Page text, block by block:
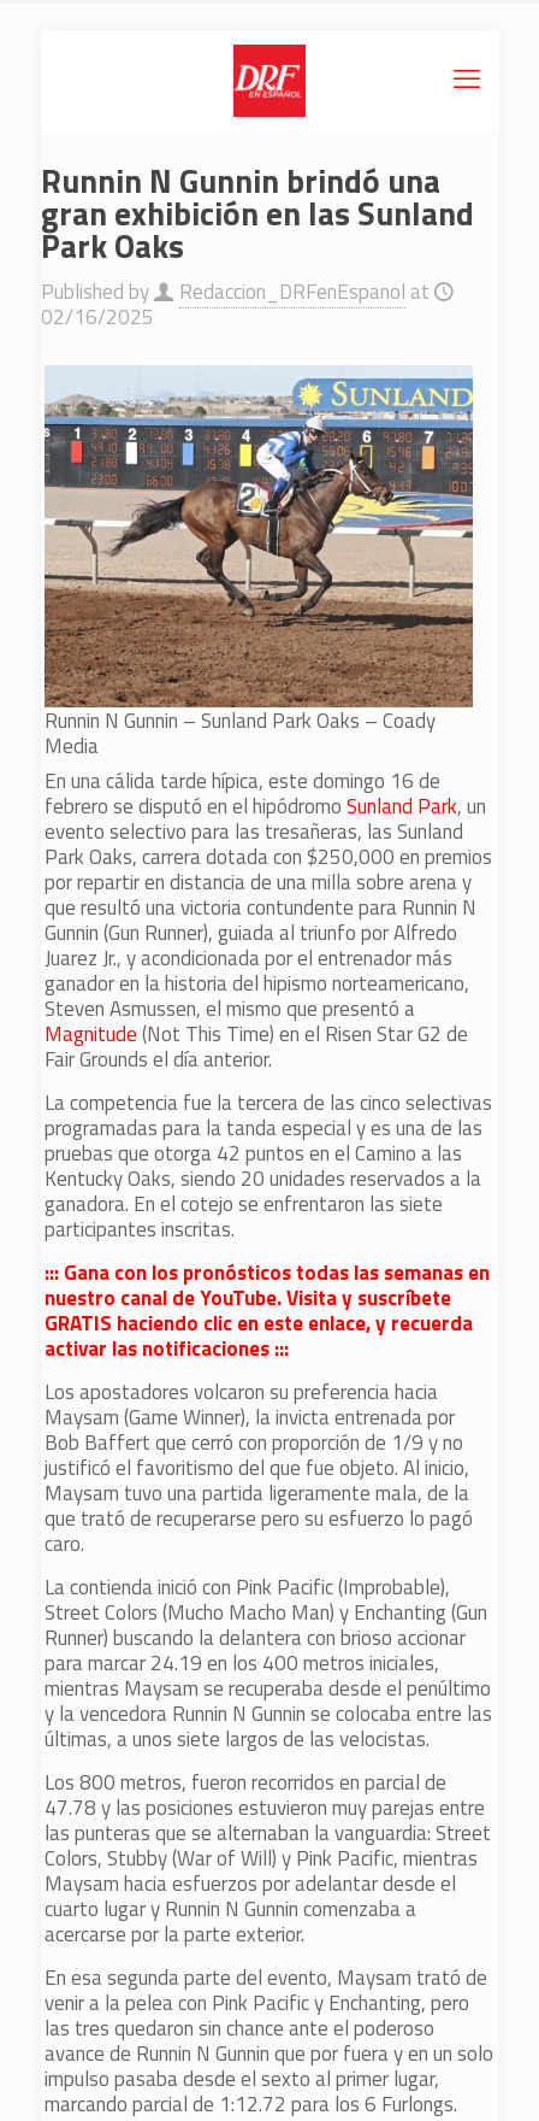
Runnin N Gunnin brindó una
gran exhibición en las Sunland
Park Oaks
Published by Redaccion_DRFenEspanol at
02/16/2025
Runnin N Gunnin – Sunland Park Oaks – Coady
Media
En una cálida tarde hípica, este domingo 16 de
febrero se disputó en el hipódromoSunland Park, un
evento selectivo para las tresañeras, las Sunland
Park Oaks, carrera dotada con $250,000 en premios
por repartir en distancia de una milla sobre arena y
que resultó una victoria contundente para Runnin N
Gunnin (Gun Runner), guiada al triunfo por Alfredo
Juarez Jr., y acondicionada por el entrenador más
ganador en la historia del hipismo norteamericano,
Steven Asmussen, el mismo que presentó a
Magnitude(Not This Time) en el Risen Star G2 de
Fair Grounds el día anterior.
La competencia fue la tercera de las cinco selectivas
programadas para la tanda especial y es una de las
pruebas que otorga 42 puntos en el Camino a las
Kentucky Oaks, siendo 20 unidades reservados a la
ganadora. En el cotejo se enfrentaron las siete
participantes inscritas.
::: Gana con los pronósticos todas las semanas en
nuestro canal de YouTube. Visita y suscríbete
GRATIS haciendo clic en este enlace, y recuerda
activar las notificaciones :::
Los apostadores volcaron su preferencia hacia
Maysam (Game Winner), la invicta entrenada por
Bob Baffert que cerró con proporción de 1/9 y no
justificó el favoritismo del que fue objeto. Al inicio,
Maysam tuvo una partida ligeramente mala, de la
que trató de recuperarse pero su esfuerzo lo pagó
caro.
La contienda inició con Pink Pacific (Improbable),
Street Colors (Mucho Macho Man) y Enchanting (Gun
Runner) buscando la delantera con brioso accionar
para marcar 24.19 en los 400 metros iniciales,
mientras Maysam se recuperaba desde el penúltimo
y la vencedora Runnin N Gunnin se colocaba entre las
últimas, a unos siete largos de las velocistas.
Los 800 metros, fueron recorridos en parcial de
47.78 y las posiciones estuvieron muy parejas entre
las punteras que se alternaban la vanguardia: Street
Colors, Stubby (War of Will) y Pink Pacific, mientras
Maysam hacia esfuerzos por adelantar desde el
cuarto lugar y Runnin N Gunnin comenzaba a
acercarse por la parte exterior.
En esa segunda parte del evento, Maysam trató de
venir a la pelea con Pink Pacific y Enchanting, pero
las tres quedaron sin chance ante el poderoso
avance de Runnin N Gunnin que por fuera y en un solo
impulso pasaba desde el sexto al primer lugar,
marcando parcial de 1:12.72 para los 6 Furlongs.